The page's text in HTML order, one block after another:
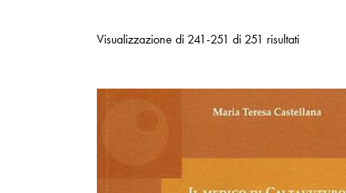
Visualizzazione di 241-251 di 251 risultati